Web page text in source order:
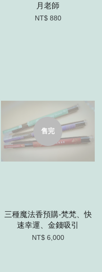
月老師
NT$ 880
售完
三種魔法香預購-梵梵、快
速幸運、金錢吸引
NT$ 6,000